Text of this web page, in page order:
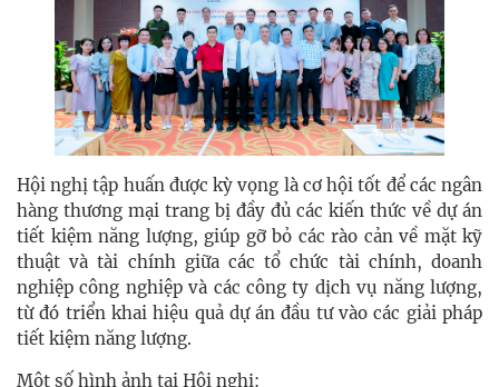
Hội nghị tập huấn được kỳ vọng là cơ hội tốt để các ngân
hàng thương mại trang bị đầy đủ các kiến thức về dự án
tiết kiệm năng lượng, giúp gỡ bỏ các rào cản về mặt kỹ
thuật và tài chính giữa các tổ chức tài chính, doanh
nghiệp công nghiệp và các công ty dịch vụ năng lượng,
từ đó triển khai hiệu quả dự án đầu tư vào các giải pháp
tiết kiệm năng lượng.
Một số hình ảnh tại Hội nghị: